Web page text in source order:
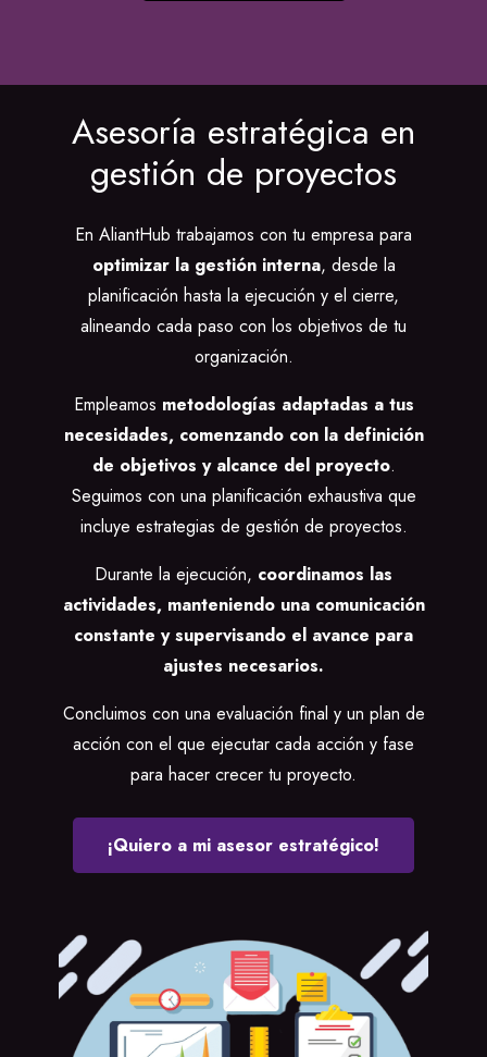
Asesoría estratégica en
gestión de proyectos
En AliantHub trabajamos con tu empresa para
optimizar la gestión interna, desde la
planificación hasta la ejecución y el cierre,
alineando cada paso con los objetivos de tu
organización.
Empleamos metodologías adaptadas a tus
necesidades, comenzando con la definición
de objetivos y alcance del proyecto.
Seguimos con una planificación exhaustiva que
incluye estrategias de gestión de proyectos.
Durante la ejecución, coordinamos las
actividades, manteniendo una comunicación
constante y supervisando el avance para
ajustes necesarios.
Concluimos con una evaluación final y un plan de
acción con el que ejecutar cada acción y fase
para hacer crecer tu proyecto.
¡Quiero a mi asesor estratégico!